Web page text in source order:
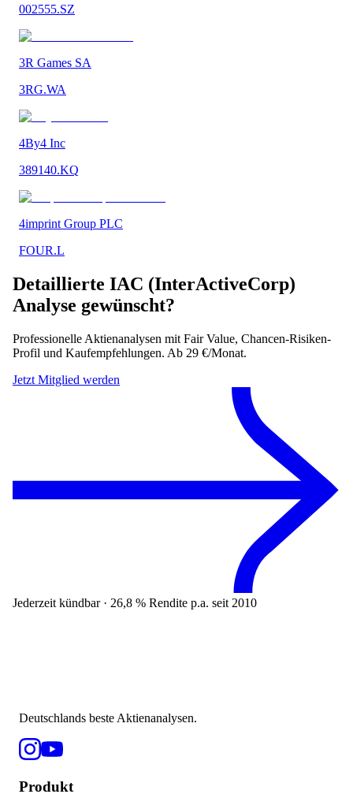
002555.SZ
3R Games SA
3RG.WA
4By4 Inc
389140.KQ
4imprint Group PLC
FOUR.L
Detaillierte IAC (InterActiveCorp)
Analyse gewünscht?
Professionelle Aktienanalysen mit Fair Value, Chancen-Risiken-
Profil und Kaufempfehlungen. Ab 29 €/Monat.
Jetzt Mitglied werden
Jederzeit kündbar · 26,8 % Rendite p.a. seit 2010
Deutschlands beste Aktienanalysen.
Produkt